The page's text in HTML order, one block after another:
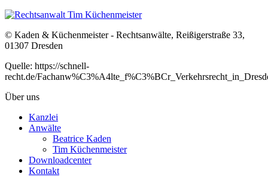
© Kaden & Küchenmeister - Rechtsanwälte, Reißigerstraße 33,
01307 Dresden
Quelle: https://schnell-
recht.de/
Über uns
Kanzlei
Anwälte
Beatrice Kaden
Tim Küchenmeister
Downloadcenter
Kontakt